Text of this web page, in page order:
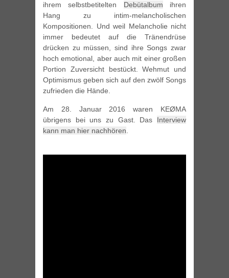
ihrem selbstbetitelten Debütalbum ihren
Hang zu intim-melancholischen
Kompositionen. Und weil Melancholie nicht
immer bedeutet auf die Tränendrüse
drücken zu müssen, sind ihre Songs zwar
hoch emotional, aber auch mit einer großen
Portion Zuversicht bestückt. Wehmut und
Optimismus geben sich auf den zwölf Songs
zufrieden die Hände.
Am 28. Januar 2016 waren KEØMA
übrigens bei uns zu Gast. Das Interview
kann man hier nachhören.